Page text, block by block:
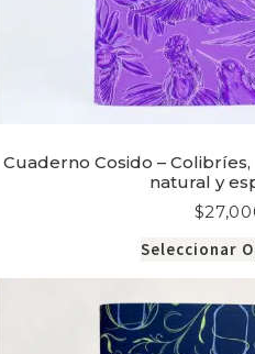
Cuaderno Cosido –
natural y
$
Seleccionar